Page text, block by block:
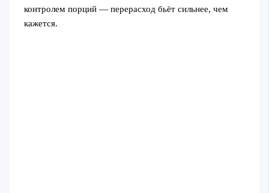
контролем порций — перерасход бьёт сильнее, чем
кажется.